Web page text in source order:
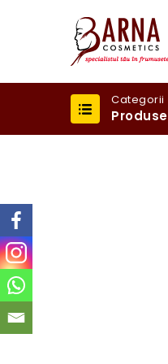
Categorii
Produse